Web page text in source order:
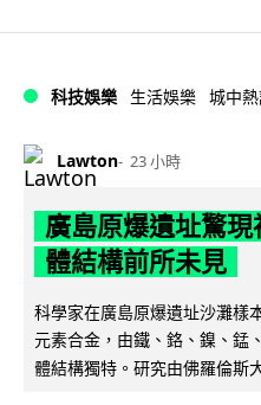
科技娛樂 生活娛樂 城中
Lawton 23 小時
廣島原爆遺址驚
體結構前所未見
科學家在廣島原爆遺址沙灘樣
元素合金，由鐵、鉻、鎳、錳
體結構獨特。研究由佛羅倫斯